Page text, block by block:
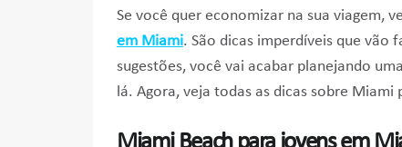
Se você quer economizar na sua viagem,
em Miami. São dicas imperdíveis que vão
sugestões, você vai acabar planejando
lá. Agora, veja todas as dicas sobre Miami